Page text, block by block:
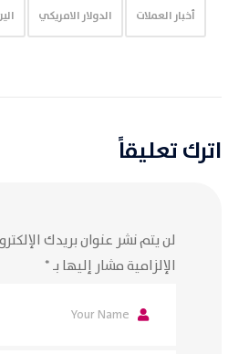
أخبار العملات الدولار الامريكي
اترك تعليقاً
لن يتم نشر عنوان بريدك
الإلزامية مشار إليها بـ*